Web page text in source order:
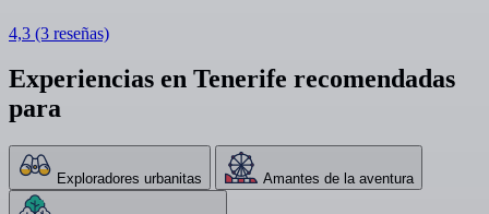
4,3 (3 reseñas)
Experiencias en Tenerife recomendadas
para
Exploradores urbanitas Amantes de la aventura